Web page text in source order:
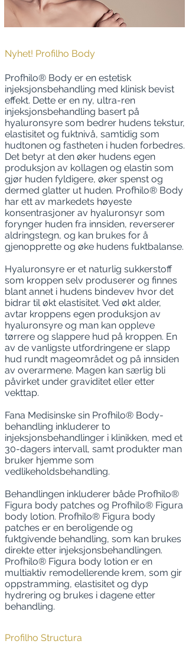
Nyhet! Profilho Body
Profhilo® Body er en estetisk
injeksjonsbehandling med klinisk bevist
effekt. Dette er en ny, ultra-ren
injeksjonsbehandling basert på
hyaluronsyre som bedrer hudens tekstur,
elastisitet og fuktnivå, samtidig som
hudtonen og fastheten i huden forbedres.
Det betyr at den øker hudens egen
produksjon av kollagen og elastin som
gjør huden fyldigere, øker spenst og
dermed glatter ut huden. Profhilo® Body
har ett av markedets høyeste
konsentrasjoner av hyaluronsyr som
forynger huden fra innsiden, reverserer
aldringstegn, og kan brukes for å
gjenopprette og øke hudens fuktbalanse.
Hyaluronsyre er et naturlig sukkerstoff
som kroppen selv produserer og finnes
blant annet i hudens bindevev hvor det
bidrar til økt elastisitet. Ved økt alder,
avtar kroppens egen produksjon av
hyaluronsyre og man kan oppleve
tørrere og slappere hud på kroppen. En
av de vanligste utfordringene er slapp
hud rundt mageområdet og på innsiden
av overarmene. Magen kan særlig bli
påvirket under graviditet eller etter
vekttap.
Fana Medisinske sin Profhilo® Body-
behandling inkluderer to
injeksjonsbehandlinger i klinikken, med et
30-dagers intervall, samt produkter man
bruker hjemme som
vedlikeholdsbehandling.
Behandlingen inkluderer både Profhilo®
Figura body patches og Profhilo® Figura
body lotion. Profhilo® Figura body
patches er en beroligende og
fuktgivende behandling, som kan brukes
direkte etter injeksjonsbehandlingen.
Profhilo® Figura body lotion er en
multiaktiv remodellerende krem, som gir
oppstramming, elastisitet og dyp
hydrering og brukes i dagene etter
behandling.
Profilho Structura